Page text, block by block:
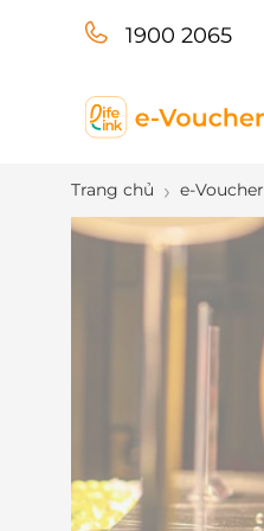
1900 2065
Trang chủ e-Voucher